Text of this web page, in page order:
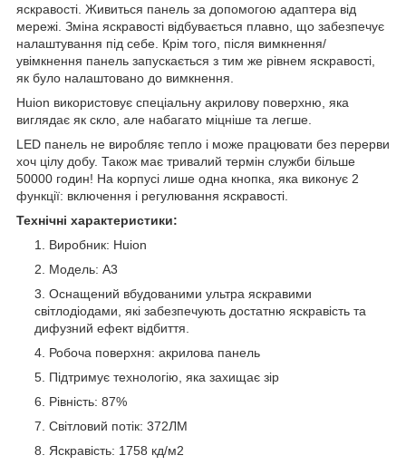
яскравості. Живиться панель за допомогою адаптера від
мережі. Зміна яскравості відбувається плавно, що забезпечує
налаштування під себе. Крім того, після вимкнення/
увімкнення панель запускається з тим же рівнем яскравості,
як було налаштовано до вимкнення.
Huion використовує спеціальну акрилову поверхню, яка
виглядає як скло, але набагато міцніше та легше.
LED панель не виробляє тепло і може працювати без перерви
хоч цілу добу. Також має тривалий термін служби більше
50000 годин! На корпусі лише одна кнопка, яка виконує 2
функції: включення і регулювання яскравості.
Технічні характеристики:
Виробник: Huion
Модель: A3
Оснащений вбудованими ультра яскравими
світлодіодами, які забезпечують достатню яскравість та
дифузний ефект відбиття.
Робоча поверхня: акрилова панель
Підтримує технологію, яка захищає зір
Рівність: 87%
Світловий потік: 372ЛМ
Яскравість: 1758 кд/м2